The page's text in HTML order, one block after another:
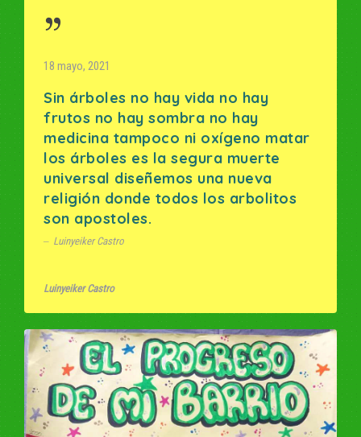
18 mayo, 2021
Sin árboles no hay vida no hay
frutos no hay sombra no hay
medicina tampoco ni oxígeno matar
los árboles es la segura muerte
universal diseñemos una nueva
religión donde todos los arbolitos
son apostoles.
Luinyeiker Castro
Luinyeiker Castro